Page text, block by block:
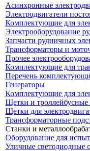
Асинхронные
Электродвигатели
Комплектующие для
Электрооборудование
Запчасти рудничных
Трансформаторы и
Прочее
Комплектующие для
Перечень
Генераторы
Комплектующие для
Щетки и троллейбусные
Щетки для
Трансформаторные
Станки и
Оборудование для
Уличные светодиодные